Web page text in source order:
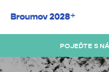
POJEĎTE S